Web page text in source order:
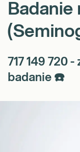
Badanie
717 149 720
badanie ☎️